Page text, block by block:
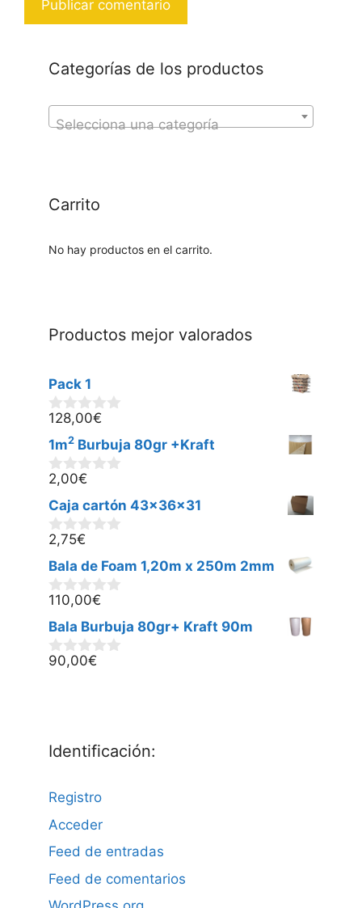
Categorías de los productos
Selecciona una categoría
Carrito
No hay productos en el carrito.
Productos mejor valorados
Pack 1
0
d
e
5
128,00€
1m2 Burbuja 80gr +Kraft
0
d
e
5
2,00€
Caja cartón 43x36x31
0
d
e
5
2,75€
Bala de Foam 1,20m x 250m 2mm
0
d
e
5
110,00€
Bala Burbuja 80gr+ Kraft 90m
0
90,00€
Identificación:
Registro
Acceder
Feed de entradas
Feed de comentarios